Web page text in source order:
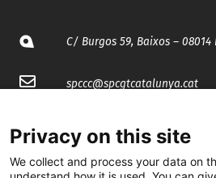
C/ Burgos 59, Baixos – 08014
spccc@spcgtcatalunya.cat
@CGTCatalunya
Privacy on this site
We collect and process your data on